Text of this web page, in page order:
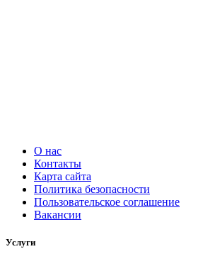
О нас
Контакты
Карта сайта
Политика безопасности
Пользовательское соглашение
Вакансии
Услуги